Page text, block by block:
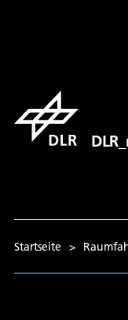
Startseite >